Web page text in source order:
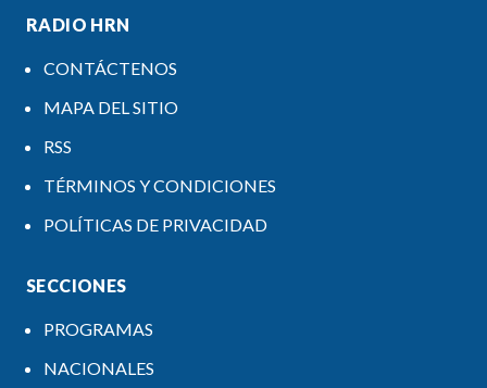
RADIO HRN
CONTÁCTENOS
MAPA DEL SITIO
RSS
TÉRMINOS Y CONDICIONES
POLÍTICAS DE PRIVACIDAD
SECCIONES
PROGRAMAS
NACIONALES